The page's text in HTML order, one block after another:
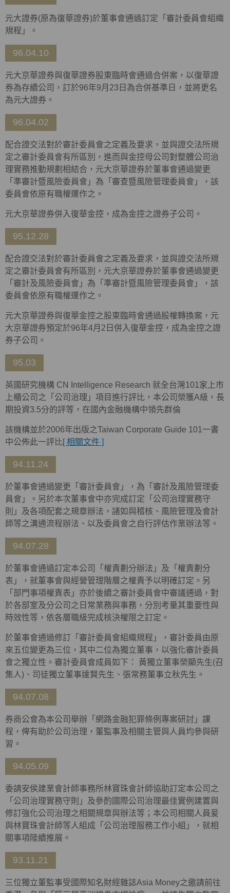
元大證券(原為復華證券)於董事會通過訂定「審計委員會組織
規程」。
96.04.10
元大京華證券與復華證券股東臨時會通過合併案，以復華證
券為存續公司，訂於96年9月23日為合併基準日，並將更名
為元大證券。
96.04.02
配合證交法對於審計委員會之定義及要求，並與證交法所規
定之審計委員會有所區別，進而與金控母公司對整體公司治
理實務推動規劃相結合，元大京華證券於董事會通過變更
「準審計暨風險委員會」為「審查暨風險管理委員會」，該
委員會依原有職權運作之。
元大京華證券併入復華金控，成為金控之證券子公司。
95.12.28
配合證交法對於審計委員會之定義及要求，並與證交法所規
定之審計委員會有所區別，元大京華證券於董事會通過變更
「審計及風險委員會」為「準審計暨風險管理委員會」，該
委員會依原有職權運作之。
元大京華證券與復華金控之股東臨時會通過股權轉換案，元
大京華證券預定於96年4月2日併入復華金控，成為金控之證
券子公司。
95.03
英國研究機構 CN Intelligence Research 就全台灣101家上市
上櫃公司之「公司治理」項目進行評比，本公司榮獲A級，長
期投資3.5分的評等，在國內金融機構中領先群倫
該機構並於2006年出版之Taiwan Corporate Guide 101一書
中公佈此一評比[ 相關文件 ]
94.11.24
於董事會通過變更「審計委員會」，為「審計及風險管理委
員會」。另於本次董事會中亦完成訂定「公司治理實務守
則」及各項配套之規章辦法，諸如與稽核、風險管理及會計
師等之溝通流程辦法、以及委員會之自行評估作業辦法等。
94.07.28
於董事會通過訂定本公司「權責劃分辦法」及「權責劃分
表」，就董事會與經營管理階層之權責予以明確訂定。另
「部門事項權責表」亦於後續之審計委員會中審議通過，對
於各部室及分公司之日常業務與事務，分別考量其重要性與
時效性等，依各層職級完成核決權限之訂定。
於董事會通過修訂「審計委員會組織規程」，審計委員由原
來五位變更為三位，其中二位為獨立董事，以強化審計委員
會之獨立性。審計委員會成員如下： 黃獨立董事榮顯先生(召
集人)、司徒獨立董事達賢先生、張常務董事立秋先生。
94.07.08
券商公會為本公司舉辦「網路金融犯罪條例專案研討」課
程，俾有助於公司治理，董監事及相關主管與人員均參與研
習。
94.05.09
委請安侯建業會計師事務所林寶珠會計師協助訂定本公司之
「公司治理實務守則」及參酌國際公司治理最佳實例建置與
修訂強化公司治理之相關規章與辦法等；本公司相關人員爰
與林寶珠會計師等人組成「公司治理服務工作小組」，就相
關事項陸續推展。
93.11.21
三位獨立董監事受國際知名財經雜誌Asia Money之邀請前往